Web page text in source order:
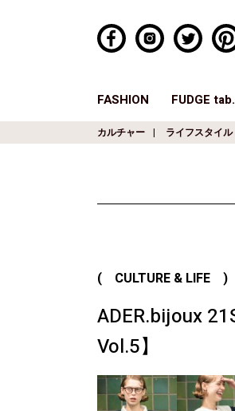
FASHION FUDGE tab.
カルチャー ライフスタイル
( CULTURE & LIFE )
ADER.bijoux
Vol.5】